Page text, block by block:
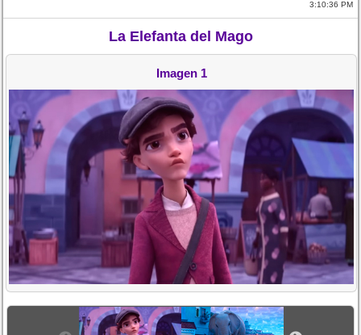
3:10:36 PM
La Elefanta del Mago
Imagen 1